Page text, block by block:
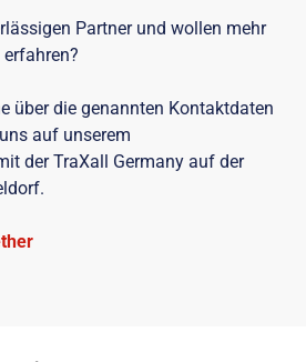
Partner und wollen mehr
über die genannten Kontaktdaten
auf unserem
der TraXall Germany auf der